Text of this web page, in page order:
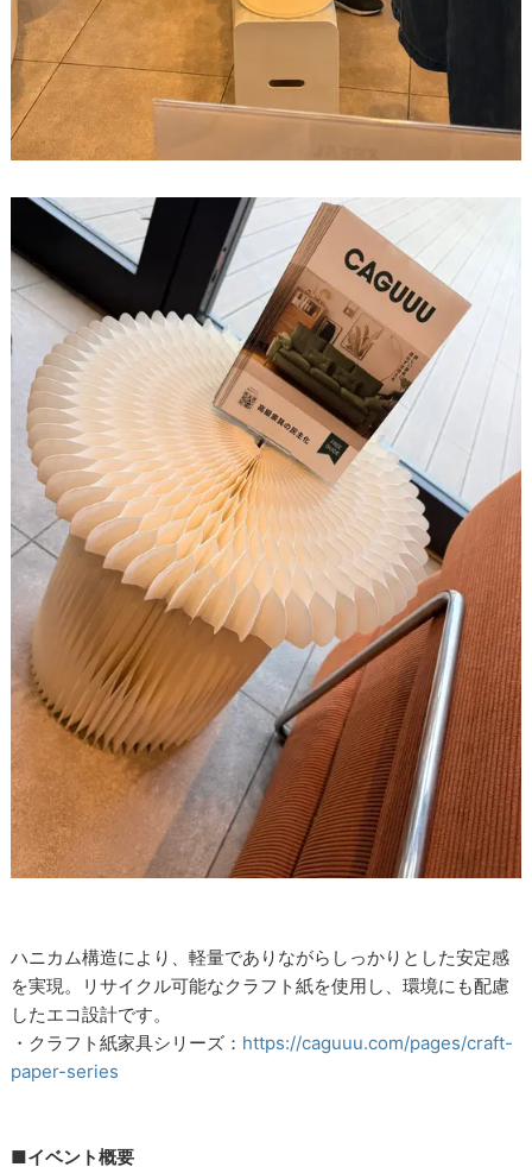
ハニカム構造により、軽量でありながらしっかりとした安定感
を実現。リサイクル可能なクラフト紙を使用し、環境にも配慮
したエコ設計です。
・クラフト紙家具シリーズ： https://caguuu.com/pages/craft-
paper-series
■イベント概要